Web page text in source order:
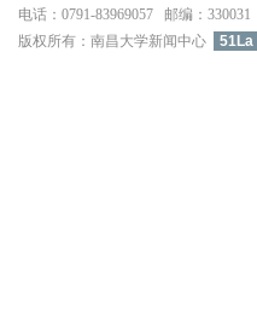
电话：0791-83969057邮编：330031
版权所有：南昌大学新闻中心
51La